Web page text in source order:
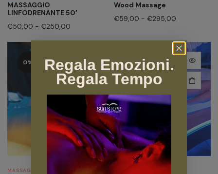
MASSAGGIO
LINFODRENANTE 50′
€50,00 - €250,00
Wood Massage
€59,00 - €295,00
0%
MASSAGGI
0%
Regala Emozioni.
Regala Tempo